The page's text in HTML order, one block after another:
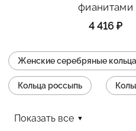
фианитами
4 416 ₽
Женские серебряные кольца
Кольца россыпь
Показать все